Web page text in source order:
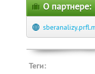
О партнере:
Теги: